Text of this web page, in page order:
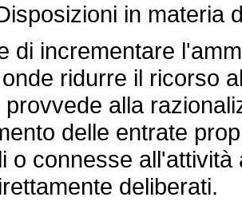
in materia
incrementare
ridurre il ricorso
provvede alla
delle entrate
o connesse
deliberati.